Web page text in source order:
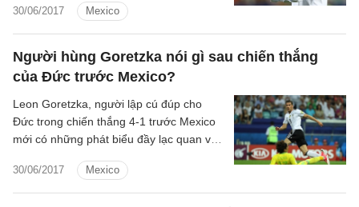
30/06/2017 Mexico
Người hùng Goretzka nói gì sau chiến thắng
của Đức trước Mexico?
30/06/2017 Mexico
Leon Goretzka, người lập cú đúp cho
Đức trong chiến thắng 4-1 trước Mexico
mới có những phát biểu đầy lạc quan về
Cup 2017.